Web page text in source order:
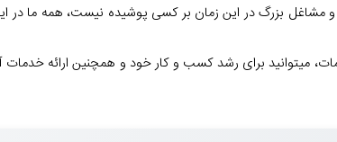
بزرگ در این زمان بر کسی پوشیده نیست، همه ما در
میتوانید برای رشد کسب و کار خود و همچنین ارائه